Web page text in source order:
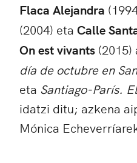
Flaca Alejandra
(2004) eta Calle
On est vivants
día de octubre en
eta Santiago-París.
idatzi ditu; azkena
Mónica